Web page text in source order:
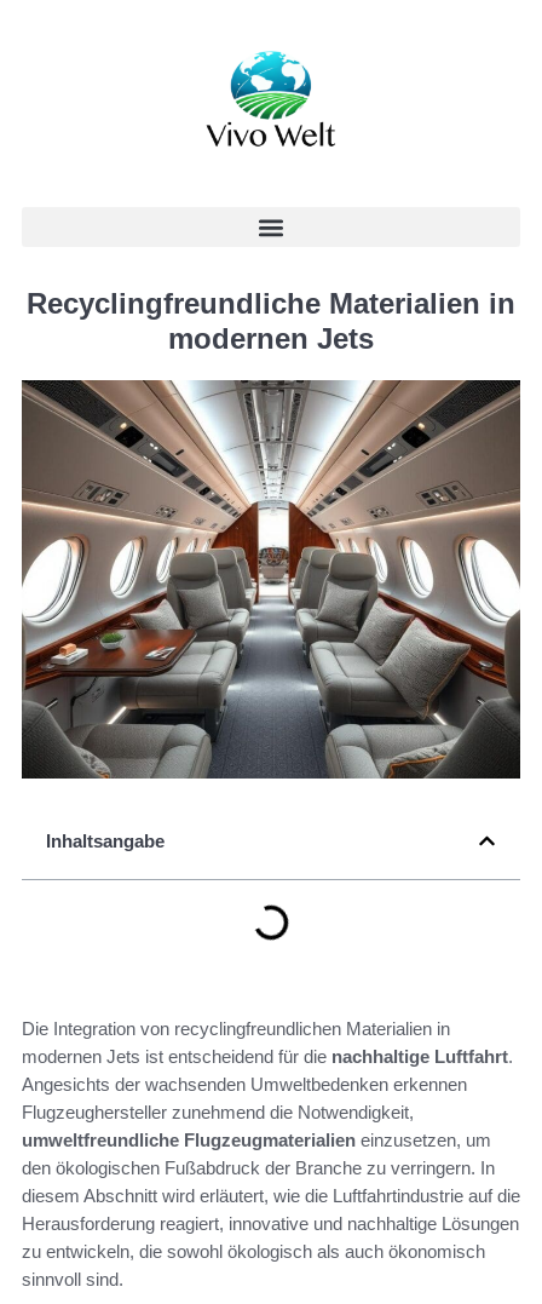
Recyclingfreundliche Materialien in
modernen Jets
Inhaltsangabe
Die Integration von recyclingfreundlichen Materialien in
modernen Jets ist entscheidend für die nachhaltige Luftfahrt.
Angesichts der wachsenden Umweltbedenken erkennen
Flugzeughersteller zunehmend die Notwendigkeit,
umweltfreundliche Flugzeugmaterialien einzusetzen, um
den ökologischen Fußabdruck der Branche zu verringern. In
diesem Abschnitt wird erläutert, wie die Luftfahrtindustrie auf die
Herausforderung reagiert, innovative und nachhaltige Lösungen
zu entwickeln, die sowohl ökologisch als auch ökonomisch
sinnvoll sind.